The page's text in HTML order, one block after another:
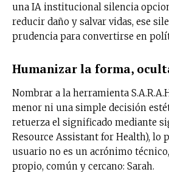
una IA institucional silencia
reducir daño y salvar vidas, ese
prudencia para convertirse en
Humanizar la forma,
Nombrar a la herramienta
menor ni una simple decisión
retuerza el significado mediante
Resource Assistant for Health), lo
usuario no es un acrónimo
propio, común y cercano: Sarah.